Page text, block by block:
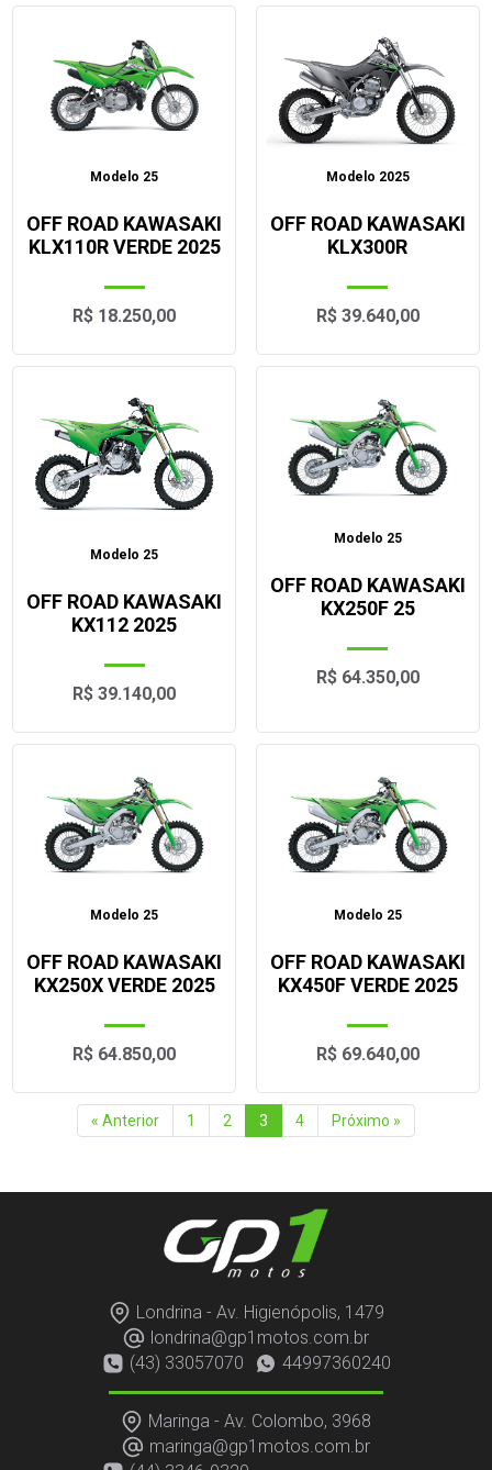
Modelo 25
OFF ROAD KAWASAKI
KLX110R VERDE 2025
R$ 18.250,00
Modelo 2025
OFF ROAD KAWASAKI
KLX300R
R$ 39.640,00
Modelo 25
OFF ROAD KAWASAKI
KX112 2025
R$ 39.140,00
Modelo 25
OFF ROAD KAWASAKI
KX250F 25
R$ 64.350,00
Modelo 25
OFF ROAD KAWASAKI
KX250X VERDE 2025
R$ 64.850,00
Modelo 25
OFF ROAD KAWASAKI
KX450F VERDE 2025
R$ 69.640,00
« Anterior 1 2 3 4 Próximo »
Londrina - Av. Higienópolis, 1479
londrina@gp1motos.com.br
(43) 33057070
44997360240
Maringa - Av. Colombo, 3968
maringa@gp1motos.com.br